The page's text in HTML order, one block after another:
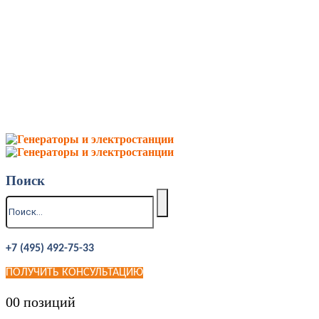
Поиск
+7 (495) 492-75-33
ПОЛУЧИТЬ КОНСУЛЬТАЦИЮ
00 позиций